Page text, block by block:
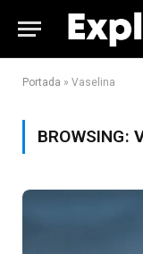
Portada » Vaselina
BROWSING: